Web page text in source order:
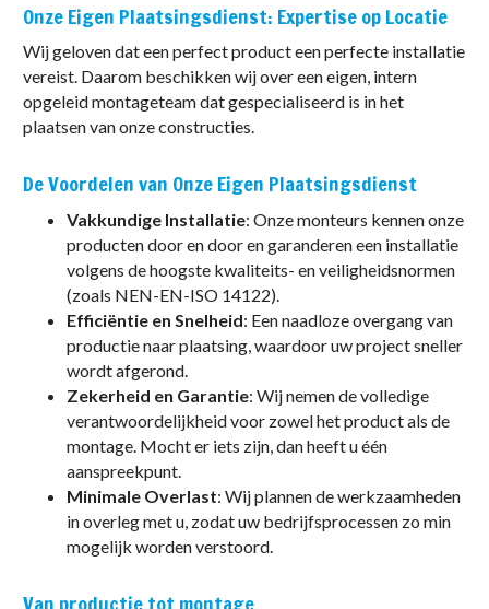
Onze Eigen Plaatsingsdienst: Expertise op Locatie
Wij geloven dat een perfect product een perfecte installatie
vereist. Daarom beschikken wij over een eigen, intern
opgeleid montageteam dat gespecialiseerd is in het
plaatsen van onze constructies.
De Voordelen van Onze Eigen Plaatsingsdienst
Vakkundige Installatie: Onze monteurs kennen onze
producten door en door en garanderen een installatie
volgens de hoogste kwaliteits- en veiligheidsnormen
(zoals NEN-EN-ISO 14122).
Efficiëntie en Snelheid: Een naadloze overgang van
productie naar plaatsing, waardoor uw project sneller
wordt afgerond.
Zekerheid en Garantie: Wij nemen de volledige
verantwoordelijkheid voor zowel het product als de
montage. Mocht er iets zijn, dan heeft u één
aanspreekpunt.
Minimale Overlast: Wij plannen de werkzaamheden
in overleg met u, zodat uw bedrijfsprocessen zo min
mogelijk worden verstoord.
Van productie tot montage